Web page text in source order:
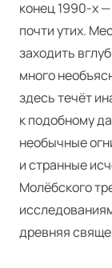
конец 1990‑х—
почти утих.
заходить
много
здесь течёт
к подобному
необычные
и странные
Молёбского
древняя